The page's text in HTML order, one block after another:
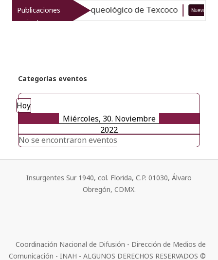
Publicaciones
recientes
el patrimonio arqueológico de Texcoco Nuevo
Categorías eventos
Hoy
Miércoles, 30. Noviembre
2022
No se encontraron eventos
Insurgentes Sur 1940, col. Florida, C.P. 01030, Álvaro
Obregón, CDMX.
Coordinación Nacional de Difusión - Dirección de Medios de
Comunicación - INAH - ALGUNOS DERECHOS RESERVADOS ©